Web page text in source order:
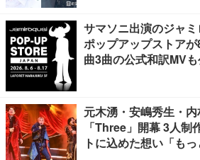
サマソニ出演のジャ
ポップアップストア
曲3曲の公式和訳MV
元木湧・安嶋秀生・
「Three」開幕 3人制
トに込めた想い「も